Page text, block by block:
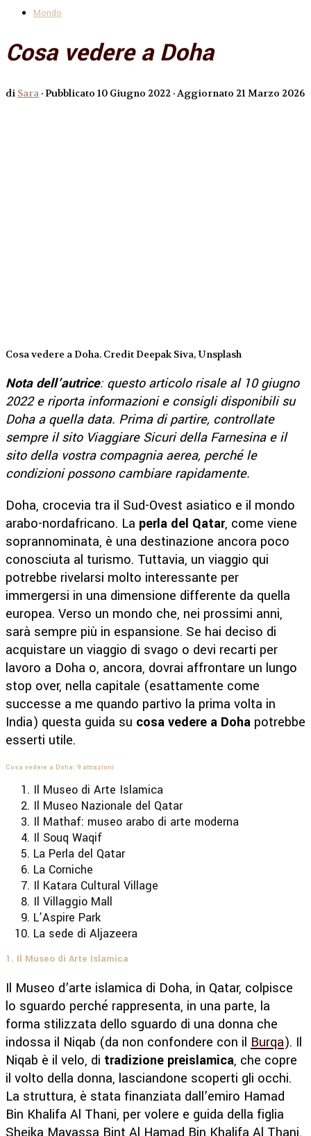
Mondo
Cosa vedere a Doha
di Sara · Pubblicato 10 Giugno 2022 · Aggiornato 21 Marzo 2026
Cosa vedere a Doha. Credit Deepak Siva, Unsplash
Nota dell’autrice: questo articolo risale al 10 giugno
2022 e riporta informazioni e consigli disponibili su
Doha a quella data. Prima di partire, controllate
sempre il sito Viaggiare Sicuri della Farnesina e il
sito della vostra compagnia aerea, perché le
condizioni possono cambiare rapidamente.
Doha, crocevia tra il Sud-Ovest asiatico e il mondo
arabo-nordafricano. La perla del Qatar, come viene
soprannominata, è una destinazione ancora poco
conosciuta al turismo. Tuttavia, un viaggio qui
potrebbe rivelarsi molto interessante per
immergersi in una dimensione differente da quella
europea. Verso un mondo che, nei prossimi anni,
sarà sempre più in espansione. Se hai deciso di
acquistare un viaggio di svago o devi recarti per
lavoro a Doha o, ancora, dovrai affrontare un lungo
stop over, nella capitale (esattamente come
successe a me quando partivo la prima volta in
India) questa guida su cosa vedere a Doha potrebbe
esserti utile.
Cosa vedere a Doha: 9 attrazioni
Il Museo di Arte Islamica
Il Museo Nazionale del Qatar
Il Mathaf: museo arabo di arte moderna
Il Souq Waqif
La Perla del Qatar
La Corniche
Il Katara Cultural Village
Il Villaggio Mall
L’Aspire Park
La sede di Aljazeera
1. Il Museo di Arte Islamica
Il Museo d’arte islamica di Doha, in Qatar, colpisce
lo sguardo perché rappresenta, in una parte, la
forma stilizzata dello sguardo di una donna che
indossa il Niqab (da non confondere con il Burqa). Il
Niqab è il velo, di tradizione preislamica, che copre
il volto della donna, lasciandone scoperti gli occhi.
La struttura, è stata finanziata dall’emiro Hamad
Bin Khalifa Al Thani, per volere e guida della figlia
Sheika Mayassa Bint Al Hamad Bin Khalifa Al Thani.